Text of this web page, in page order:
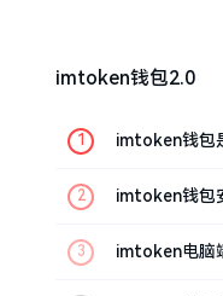
imtoken钱包2.0
imtoken钱包
imtoken钱包
imtoken电脑